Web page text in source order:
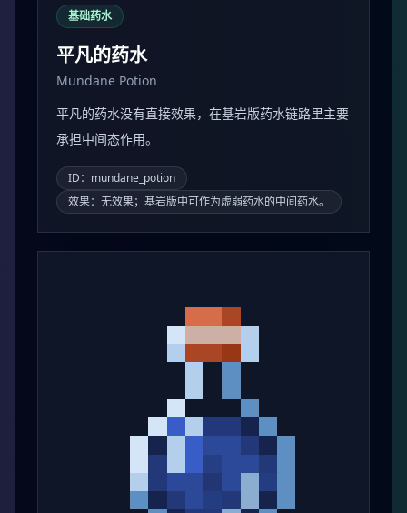
基础药水
平凡的药水
Mundane Potion
平凡的药水没有直接效果，在基岩版药水链路里主要
承担中间态作用。
ID：mundane_potion
效果：无效果；基岩版中可作为虚弱药水的中间药水。